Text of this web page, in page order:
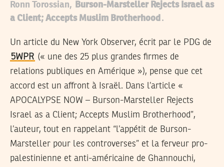
Ronn Torossian,
Burson-Marsteller Rejects Israel as
a Client; Accepts Muslim Brotherhood .
Un article du New York Observer, écrit par le PDG de
5WPR (« une des 25 plus grandes firmes de
relations publiques en Amérique »), pense que cet
accord est un affront à Israël. Dans l’article «
APOCALYPSE NOW – Burson-Marsteller Rejects
Israel as a Client; Accepts Muslim Brotherhood”,
l’auteur, tout en rappelant “l’appétit de Burson-
Marsteller pour les controverses” et la ferveur pro-
palestinienne et anti-américaine de Ghannouchi,